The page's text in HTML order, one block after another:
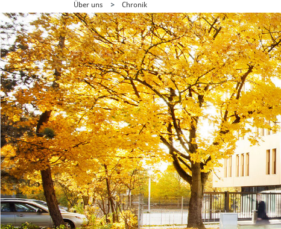
Über uns Chronik